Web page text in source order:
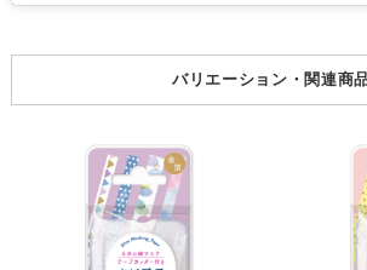
バリエーション・関連商